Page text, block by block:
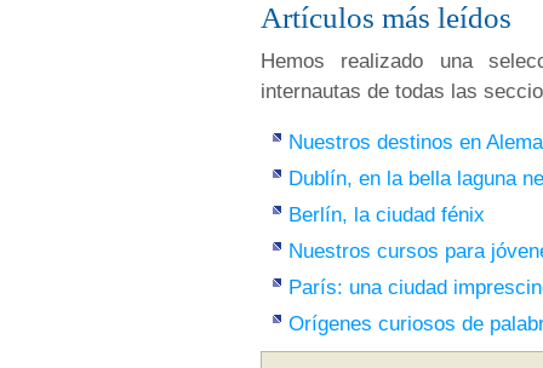
Artículos más leídos
Hemos realizado una
internautas de todas las
Nuestros destinos en
Dublín, en la bella laguna
Berlín, la ciudad fénix
Nuestros cursos para
París: una ciudad
Orígenes curiosos de